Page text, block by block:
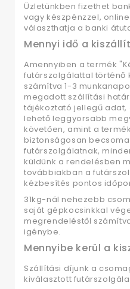
Üzletünkben fizethet
vagy készpénzzel,
választhatja a banki
Mennyi idő a
Amennyiben a termék
futárszolgálattal történő
számítva 1-3
megadott szállítási
tájékoztató jellegű adat,
lehető leggyorsabb
követően, amint a
biztonságosan
futárszolgálatnak,
küldünk a rendelésben
továbbiakban a
kézbesítés pontos
31kg-nál nehezebb
saját gépkocsinkkal
megrendeléstől
igénybe.
Mennyibe kerül a
Szállítási díjunk a
kiválasztott